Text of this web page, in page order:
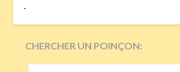
-
CHERCHER UN POINÇON:
RECHERCHER :